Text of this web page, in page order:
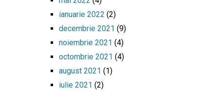
ianuarie 2022 (2)
decembrie 2021 (9)
noiembrie 2021 (4)
octombrie 2021 (4)
august 2021 (1)
iulie 2021 (2)